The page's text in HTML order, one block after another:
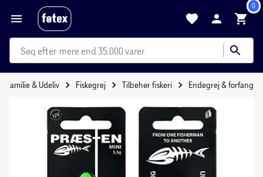
0
mere end 35.000 varer
Familie & Udeliv Fiskegrej Tilbehør fiskeri Endegrej & forfang